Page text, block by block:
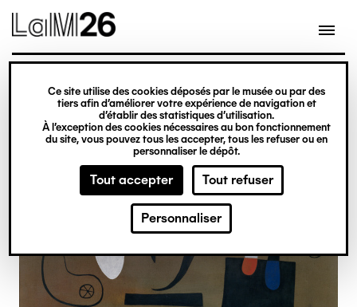
Gestion des cookies
Ce site utilise des cookies déposés par le musée ou par des
tiers afin d’améliorer votre expérience de navigation et
d’établir des statistiques d’utilisation.
À l’exception des cookies nécessaires au bon fonctionnement
du site, vous pouvez tous les accepter, tous les refuser ou en
personnaliser le dépôt.
Tout accepter Tout refuser
Personnaliser
contenu